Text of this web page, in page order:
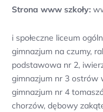
Strona www szkoły:
i społeczne liceum
gimnazjum na czumy,
podstawowa nr 2,
gimnazjum nr 3 ostrów
gimnazjum nr 4
chorzów, dębowy